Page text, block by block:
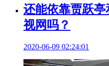
还能依靠贾跃
视网吗？
2020-06-09 02:24:01